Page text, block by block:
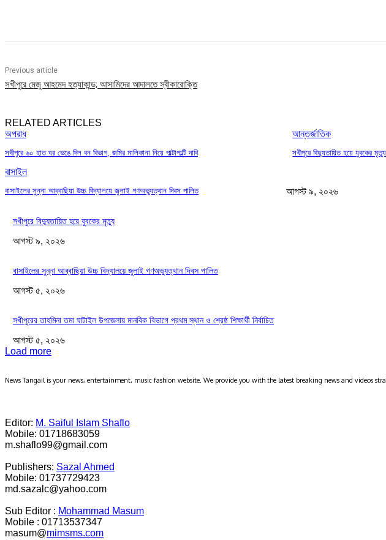
Previous article
সখীপুরে মেজু আহমেদ হত্যাকান্ড; আসামিদের আদালতে স্বীকারোক্তি
RELATED ARTICLES
অপরাধ
সখীপুরে ৬০ হাত ঘর ভেঙে দিল বন বিভাগ, জমির মালিকানা নিয়ে পাল্টাপাল্টি দাবি
আন্তর্জাতিক
সখীপুরে বিদ্যুতায়িত হয়ে যুবকের মৃত্যু
বাসাইল
বাসাইলের সুন্না আব্বাছিয়া উচ্চ বিদ্যালয়ে জুলাই গণঅভ্যুত্থান দিবস পালিত আগস্ট ৯, ২০২৬
সখীপুরে বিদ্যুতায়িত হয়ে যুবকের মৃত্যু
আগস্ট ৯, ২০২৬
বাসাইলের সুন্না আব্বাছিয়া উচ্চ বিদ্যালয়ে জুলাই গণঅভ্যুত্থান দিবস পালিত
আগস্ট ৫, ২০২৬
সখীপুরের তাহমিনা তমা ঘাটাইল উপজেলায় মানবিক বিভাগে প্রথম স্থান ও শ্রেষ্ঠ শিক্ষার্থী নির্বাচিত
আগস্ট ৫, ২০২৬
Load more
News Tangail is your news, entertainment, music fashion website. We provide you with the latest breaking news and videos
Editor: M. Saiful Islam Shaflo
Mobile: 01718683059
m.shaflo99@gmail.com
Publishers: Sazal Ahmed
Mobile: 01737729423
md.sazalc@yahoo.com
Sub Editor : Mohammad Masum
Mobile : 01713537347
masum@mimsms.com